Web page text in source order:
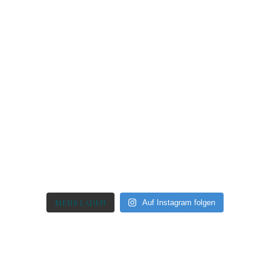
MEHR LADEN Auf Instagram folgen